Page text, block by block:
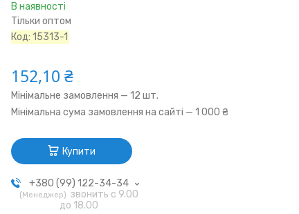
В наявності
Тільки оптом
Код:15313-1
152,10 ₴
Мінімальне замовлення — 12 шт.
Мінімальна сума замовлення на сайті — 1 000 ₴
Купити
+380 (99) 122-34-34
Менеджер
звонить с 9.00
до 18.00